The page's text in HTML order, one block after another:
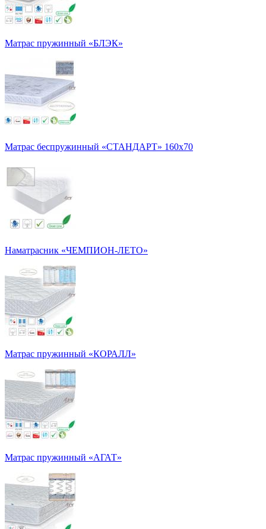
Матрас пружинный «БЛЭК»
Матрас беспружинный «СТАНДАРТ» 160х70
Наматрасник «ЧЕМПИОН-ЛЕТО»
Матрас пружинный «КОРАЛЛ»
Матрас пружинный «АГАТ»